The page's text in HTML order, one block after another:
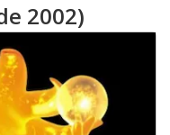
2002)